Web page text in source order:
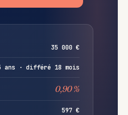
35 000 €
ans · différé 18 mois
0,90 %
597 €